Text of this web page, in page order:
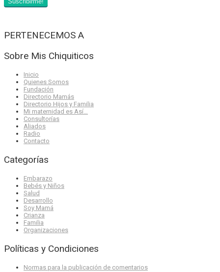
PERTENECEMOS A
Sobre Mis Chiquiticos
Inicio
Quienes Somos
Fundación
Directorio Mamás
Directorio Hijos y Familia
Mi maternidad es Así…
Consultorías
Aliados
Radio
Contacto
Categorías
Embarazo
Bebés y Niños
Salud
Desarrollo
Soy Mamá
Crianza
Familia
Organizaciones
Políticas y Condiciones
Normas para la publicación de comentarios